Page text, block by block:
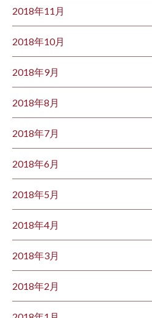
2018年11月
2018年10月
2018年9月
2018年8月
2018年7月
2018年6月
2018年5月
2018年4月
2018年3月
2018年2月